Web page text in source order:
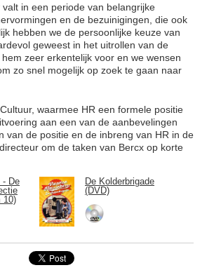
in een periode van belangrijke
en de bezuinigingen, die ook
hebben we de persoonlijke keuze van
geweest in het uitrollen van de
zeer erkentelijk voor en we wensen
zo snel mogelijk op zoek te gaan naar
waarmee HR een formele positie
aan een van de aanbevelingen
van de positie en de inbreng van HR in de
om de taken van Bercx op korte
- De
10)
De Kolderbrigade
(DVD)